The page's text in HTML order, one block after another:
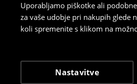
Uporabljamo piškotke ali
za vaše udobje pri nakupih glede
koli spremenite s klikom na
Nastavitve